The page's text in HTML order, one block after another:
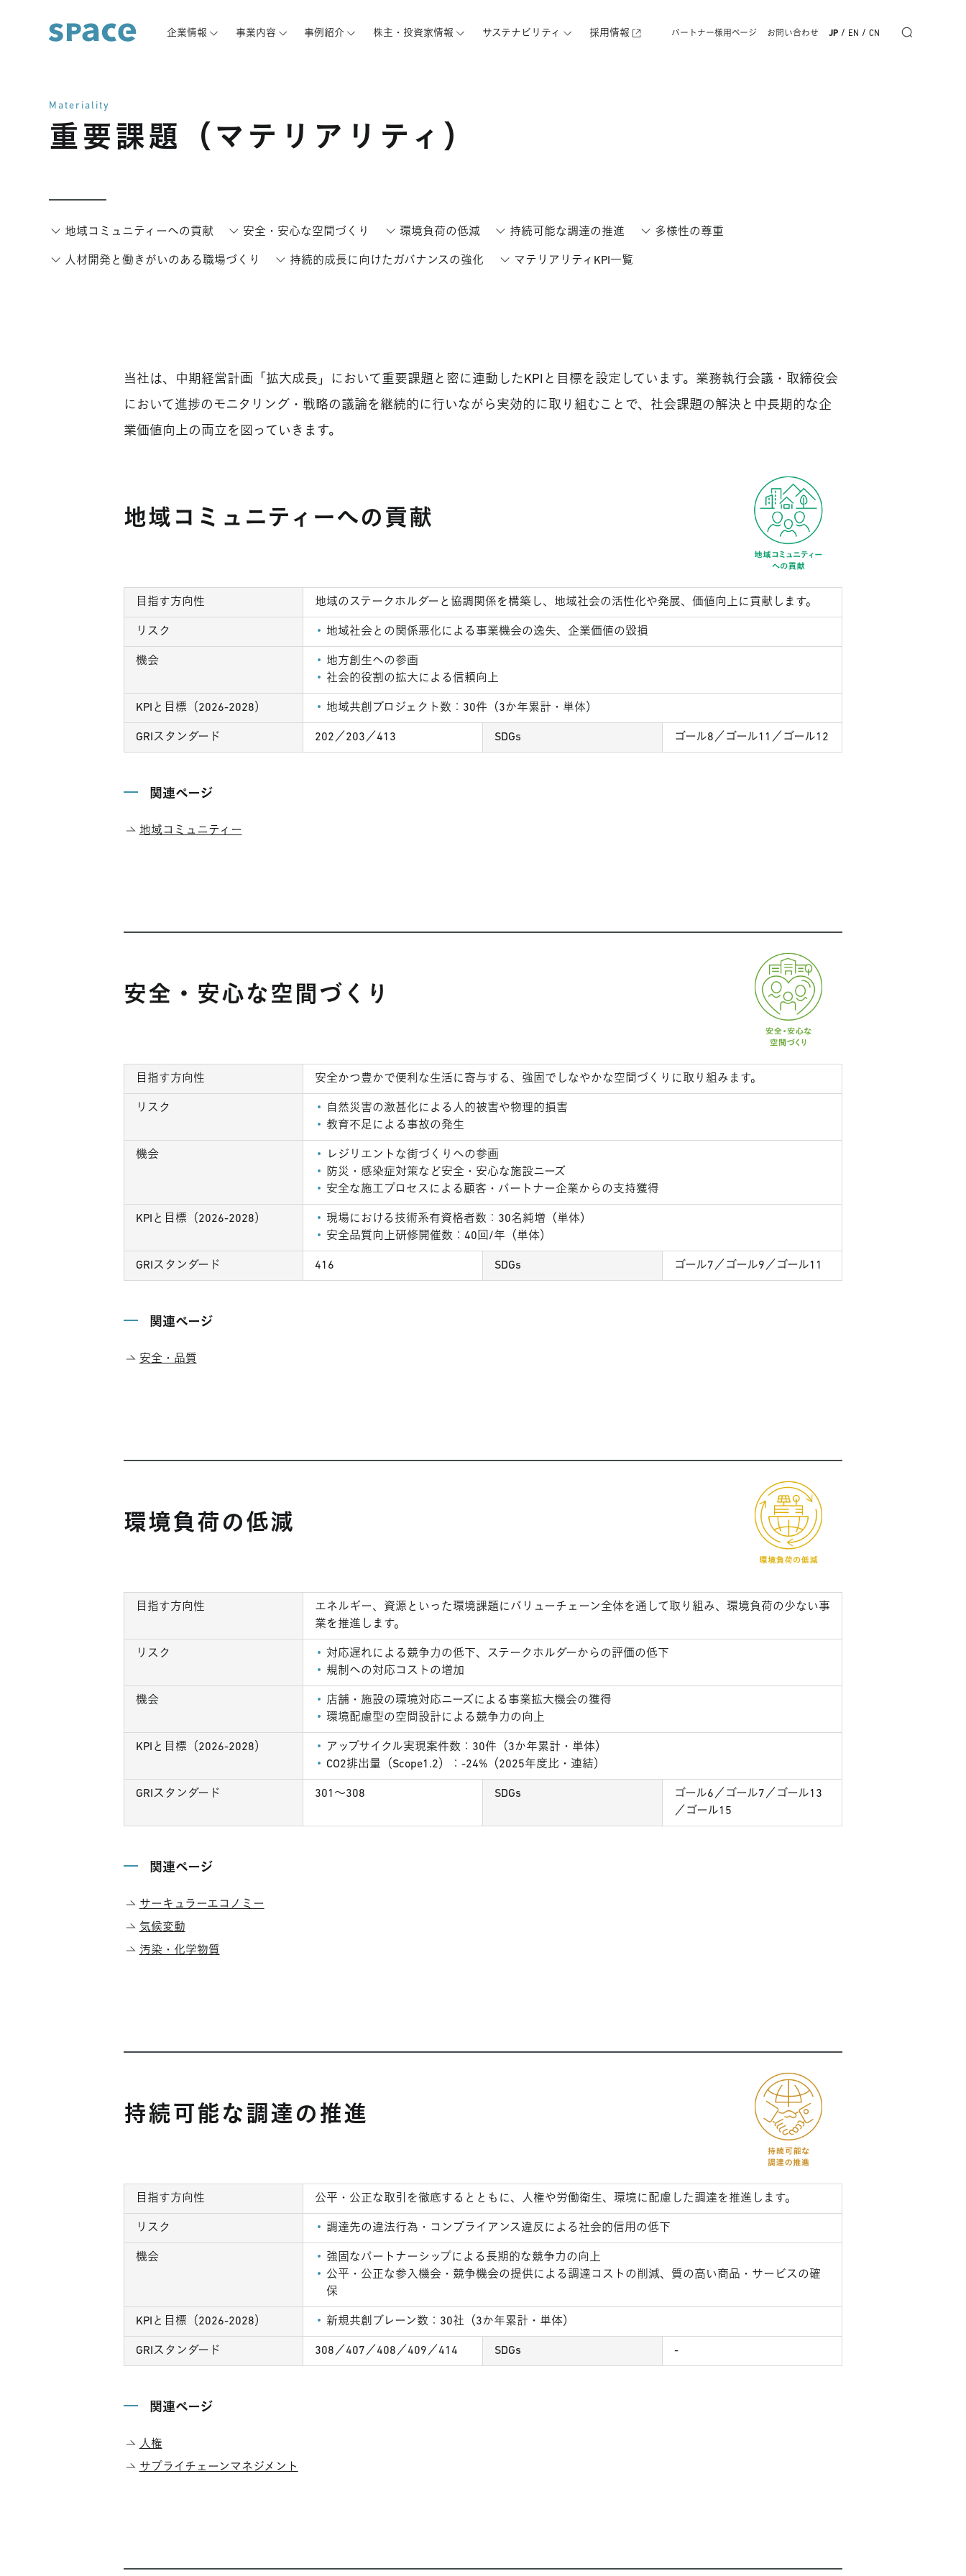
企業情報 事業内容 事例紹介 株主・投資家情報 サステナビリティ 採用情報 パートナー様用ページ お問い合わせ JP / EN / CN
Materiality
重要課題（マテリアリティ）
地域コミュニティーへの貢献 安全・安心な空間づくり 環境負荷の低減 持続可能な調達の推進 多様性の尊重
人材開発と働きがいのある職場づくり 持続的成長に向けたガバナンスの強化 マテリアリティKPI一覧
当社は、中期経営計画「拡大成長」において重要課題と密に連動したKPIと目標を設定しています。業務執行会議・取締役会
において進捗のモニタリング・戦略の議論を継続的に行いながら実効的に取り組むことで、社会課題の解決と中長期的な企
業価値向上の両立を図っていきます。
地域コミュニティーへの貢献
目指す方向性 地域のステークホルダーと協調関係を構築し、地域社会の活性化や発展、価値向上に貢献します。
リスク 地域社会との関係悪化による事業機会の逸失、企業価値の毀損
機会
地方創生への参画
社会的役割の拡大による信頼向上
KPIと目標（2026-2028） 地域共創プロジェクト数：30件（3か年累計・単体）
GRIスタンダード 202／203／413 SDGs ゴール8／ゴール11／ゴール12
関連ページ
地域コミュニティー
安全・安心な空間づくり
目指す方向性 安全かつ豊かで便利な生活に寄与する、強固でしなやかな空間づくりに取り組みます。
リスク
自然災害の激甚化による人的被害や物理的損害
教育不足による事故の発生
機会
レジリエントな街づくりへの参画
防災・感染症対策など安全・安心な施設ニーズ
安全な施工プロセスによる顧客・パートナー企業からの支持獲得
KPIと目標（2026-2028）
現場における技術系有資格者数：30名純増（単体）
安全品質向上研修開催数：40回/年（単体）
GRIスタンダード 416 SDGs ゴール7／ゴール9／ゴール11
関連ページ
安全・品質
環境負荷の低減
目指す方向性
エネルギー、資源といった環境課題にバリューチェーン全体を通して取り組み、環境負荷の少ない事
業を推進します。
リスク
対応遅れによる競争力の低下、ステークホルダーからの評価の低下
規制への対応コストの増加
機会
店舗・施設の環境対応ニーズによる事業拡大機会の獲得
環境配慮型の空間設計による競争力の向上
KPIと目標（2026-2028）
アップサイクル実現案件数：30件（3か年累計・単体）
CO2排出量（Scope1.2）：-24%（2025年度比・連結）
GRIスタンダード 301～308 SDGs
ゴール6／ゴール7／ゴール13
／ゴール15
関連ページ
サーキュラーエコノミー
気候変動
汚染・化学物質
持続可能な調達の推進
目指す方向性 公平・公正な取引を徹底するとともに、人権や労働衛生、環境に配慮した調達を推進します。
リスク 調達先の違法行為・コンプライアンス違反による社会的信用の低下
機会
強固なパートナーシップによる長期的な競争力の向上
公平・公正な参入機会・競争機会の提供による調達コストの削減、質の高い商品・サービスの確
保
KPIと目標（2026-2028） 新規共創ブレーン数：30社（3か年累計・単体）
GRIスタンダード 308／407／408／409／414 SDGs -
関連ページ
人権
サプライチェーンマネジメント